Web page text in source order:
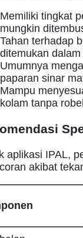
Memiliki tingkat
mungkin
Tahan terhadap
ditemukan
Umumnya
paparan sinar
Mampu
kolam tanpa
aplikasi IPAL,
akibat